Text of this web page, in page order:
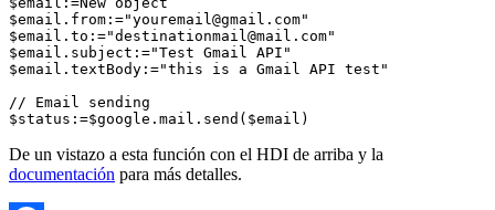
$email.from:="youremail@gmail.com"
$email.to:="destinationmail@mail.com"
$email.subject:="Test Gmail API"
$email.textBody:="this is a Gmail API test"
// Email sending
$status:=$google.mail.send($email)
De un vistazo a esta función con el HDI de arriba y la
documentación para más detalles.